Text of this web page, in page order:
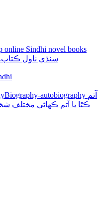
online Sindhi novel books
through cash on delivery.سنڌي ناول ڪتاب
Biography-autobiography آتم
ڪٿا يا آتم ڪھاڻي مختلف